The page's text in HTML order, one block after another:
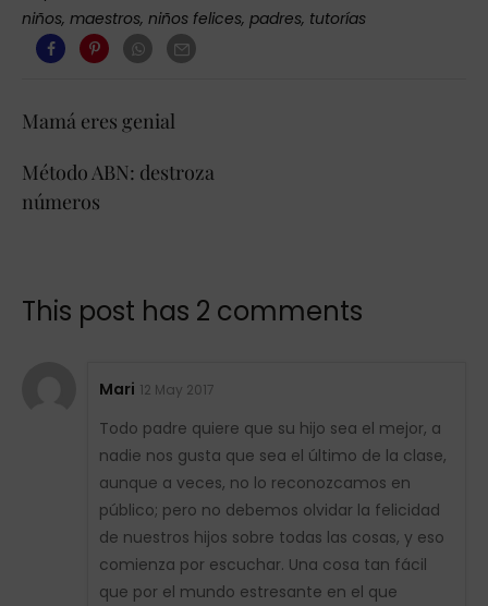
niños, maestros, niños felices, padres, tutorías
Mamá eres genial
Método ABN: destroza
números
This post has 2 comments
Mari 12 May 2017
Todo padre quiere que su hijo sea el mejor, a
nadie nos gusta que sea el último de la clase,
aunque a veces, no lo reconozcamos en
público; pero no debemos olvidar la felicidad
de nuestros hijos sobre todas las cosas, y eso
comienza por escuchar. Una cosa tan fácil
que por el mundo estresante en el que